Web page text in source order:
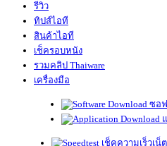
รีวิว
ทิปส์ไอที
สินค้าไอที
เช็ครอบหนัง
รวมคลิป Thaiware
เครื่องมือ
ซอ
เช็คความเร็วเน็